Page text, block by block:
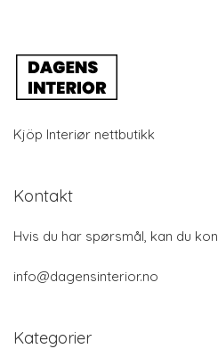
Kjöp Interiør nettbutikk
Kontakt
Hvis du har spørsmål, kan du
info@dagensinterior.no
Kategorier